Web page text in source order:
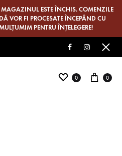
ESTE ÎNCHIS. COMENZILE
VOR FI PROCESATE ÎNCEPÂND CU
PENTRU ÎNȚELEGERE!
FacebookInstagram
Wishlist
0 Cos
0